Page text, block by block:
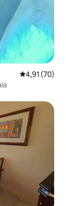
4,91 de uma
4,91 (70)